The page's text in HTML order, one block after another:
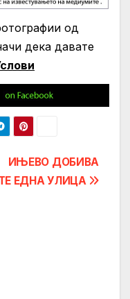
од
дека давате
ИЊЕВО ДОБИВА
ЕДНА УЛИЦА